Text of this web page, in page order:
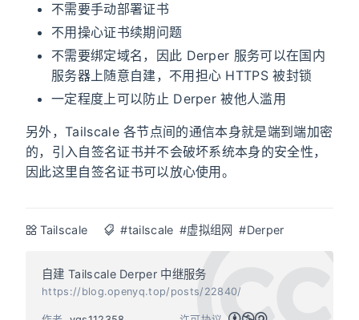
不需要手动部署证书
不用操心证书续期问题
不需要绑定域名，因此 Derper 服务可以在国内
服务器上随意自建，不用担心 HTTPS 被封锁
一定程度上可以防止 Derper 被他人滥用
另外，Tailscale 各节点间的通信本身就是端到端加密
的，引入自签名证书并不会破坏系统本身的安全性，
因此这里自签名证书可以放心使用。
Tailscale #tailscale #虚拟组网 #Derper
自建 Tailscale Derper 中继服务
https://blog.openyq.top/posts/22840/